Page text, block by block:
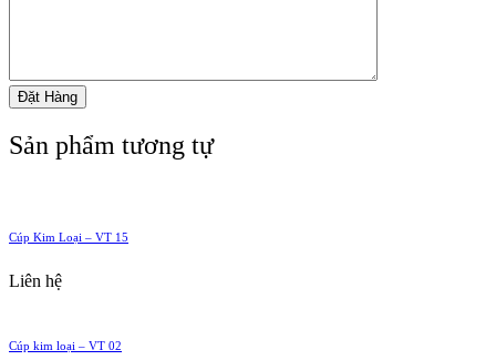
Sản phẩm tương tự
Cúp Kim Loại – VT 15
Liên hệ
Cúp kim loại – VT 02